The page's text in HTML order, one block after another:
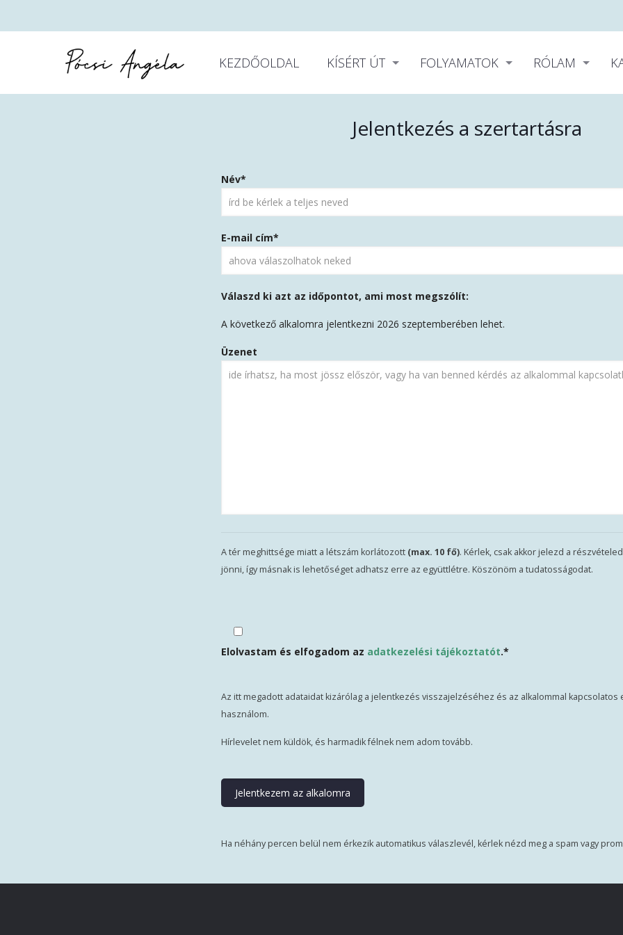
KEZDŐOLDAL KÍSÉRT ÚT FOLYAMATOK RÓLAM
Jelentkezés a szertartásra
leave
this
field
empty.
Név*
E-mail cím*
Válaszd ki azt az időpontot, ami most megszólít:
A következő alkalomra jelentkezni 2026 szeptemberében lehet.
Üzenet
A tér meghittsége miatt a létszám korlátozott (max. 10 fő). Kérlek, csak akkor jelezd a
jönni, így másnak is lehetőséget adhatsz erre az együttlétre. Köszönöm a tudatosságodat.
Elolvastam és elfogadom az adatkezelési tájékoztatót.*
Az itt megadott adataidat kizárólag a jelentkezés visszajelzéséhez és az alkalommal kapcsolatos
használom.
Hírlevelet nem küldök, és harmadik félnek nem adom tovább.
Ha néhány percen belül nem érkezik automatikus válaszlevél, kérlek nézd meg a spam vagy